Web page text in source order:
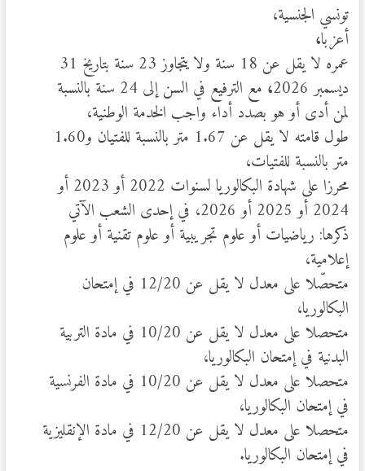
تونسي الجنسية،
أعزبا،
عمره لا يقل عن 18 سنة ولا يتجاوز 23 سنة بتاريخ 31
ديسمبر 2026
،
مع الترفيع في السن إلى 24 سنة بالنسبة
لمن أدى أو هو بصدد أداء واجب الخدمة الوطنية،
طول قامته لا يقل عن 1.67 متر بالنسبة للفتيان و1.60
متر بالنسبة للفتيات،
محرزا على شهادة البكالوريا لسنوات 2022 أو 2023 أو
2024 أو 2025 أو 2026، في إحدى الشعب الآتي
ذكرها: رياضيات أو علوم تجريبية أو علوم تقنية أو علوم
إعلامية،
متحصّلا على معدل لا يقل عن 12/20 في إمتحان
البكالوريا،
متحصلا على معدل لا يقل عن 10/20 في مادة التربية
البدنية في إمتحان البكالوريا،
متحصلا على معدل لا يقل عن 10/20 في مادة الفرنسية
في إمتحان البكالوريا،
متحصلا على معدل لا يقل عن 12/20 في مادة الإنقليزية
في إمتحان البكالوريا.